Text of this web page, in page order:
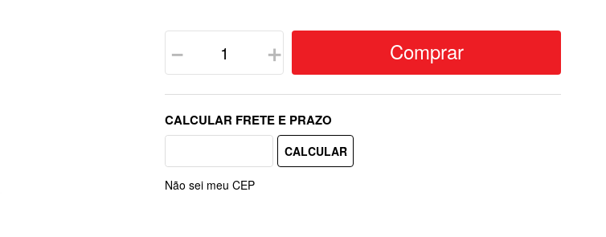
＋
－ Comprar
Não sei meu CEP